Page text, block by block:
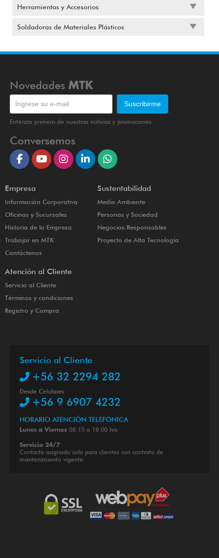
Herramientas y Accesorios
Soldadoras de Materiales Plásticos
Novedades MTK
Entérate primero de nuestras noticias y promociones
Conversemos
Empresa
Información Corporativa
Oficinas y Sucursales
Historia de la Empresa
Trabajar en MTK
Contáctenos
Sustentabilidad
Medio Ambiente
Personas y Sociedad
Negocios Responsables
Proyecto de Alta Tecnología
Atención al Cliente
Servicio al Cliente
Términos y condiciones
Registro y Compra
Servicio al Cliente
+56 32 2294 282
Desde Celulares
+56 9 6907 4232
HORARIO ATENCIÓN TELEFÓNICA
Lunes a Viernes 08:15 a 18:00 hrs
Servicio 24/7
Contacto asignado solo para clientes con contrato de
mantenimiento vigente.